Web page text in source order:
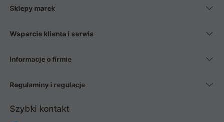
Sklepy marek
Wsparcie klienta i serwis
Informacje o firmie
Regulaminy i regulacje
Szybki kontakt